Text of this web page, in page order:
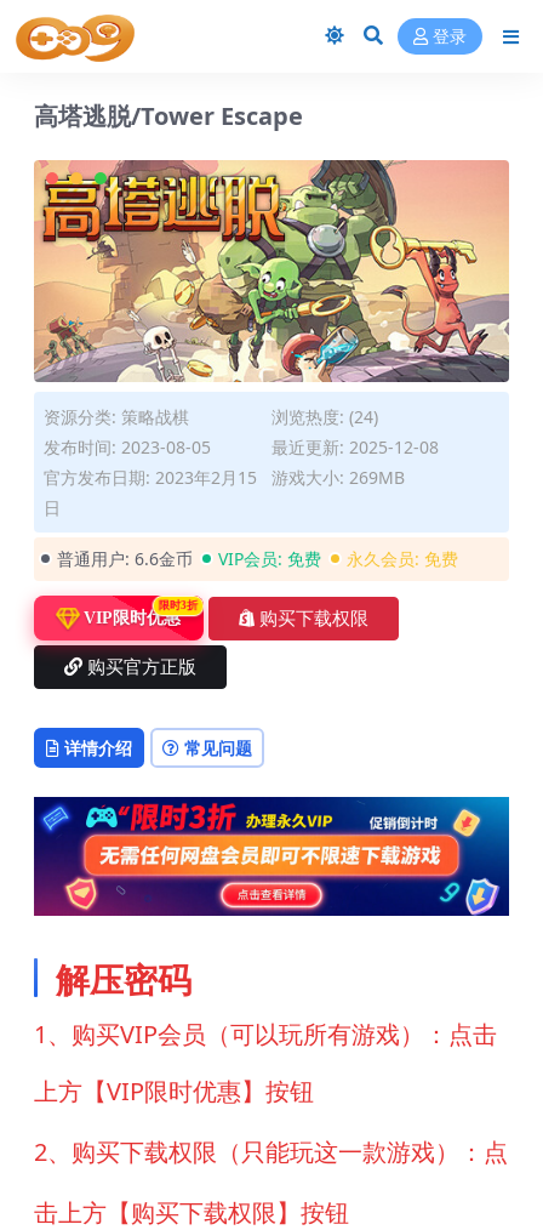
登录
高塔逃脱/Tower Escape
资源分类: 策略战棋
浏览热度: (24)
发布时间: 2023-08-05
最近更新: 2025-12-08
官方发布日期: 2023年2月15
日
游戏大小: 269MB
普通用户: 6.6金币 VIP会员: 免费 永久会员: 免费
VIP限时优惠
限时3折
购买下载权限
购买官方正版
详情介绍 常见问题
解压密码
1、购买VIP会员（可以玩所有游戏）：点击
上方【VIP限时优惠】按钮
2、购买下载权限（只能玩这一款游戏）：点
击上方【购买下载权限】按钮